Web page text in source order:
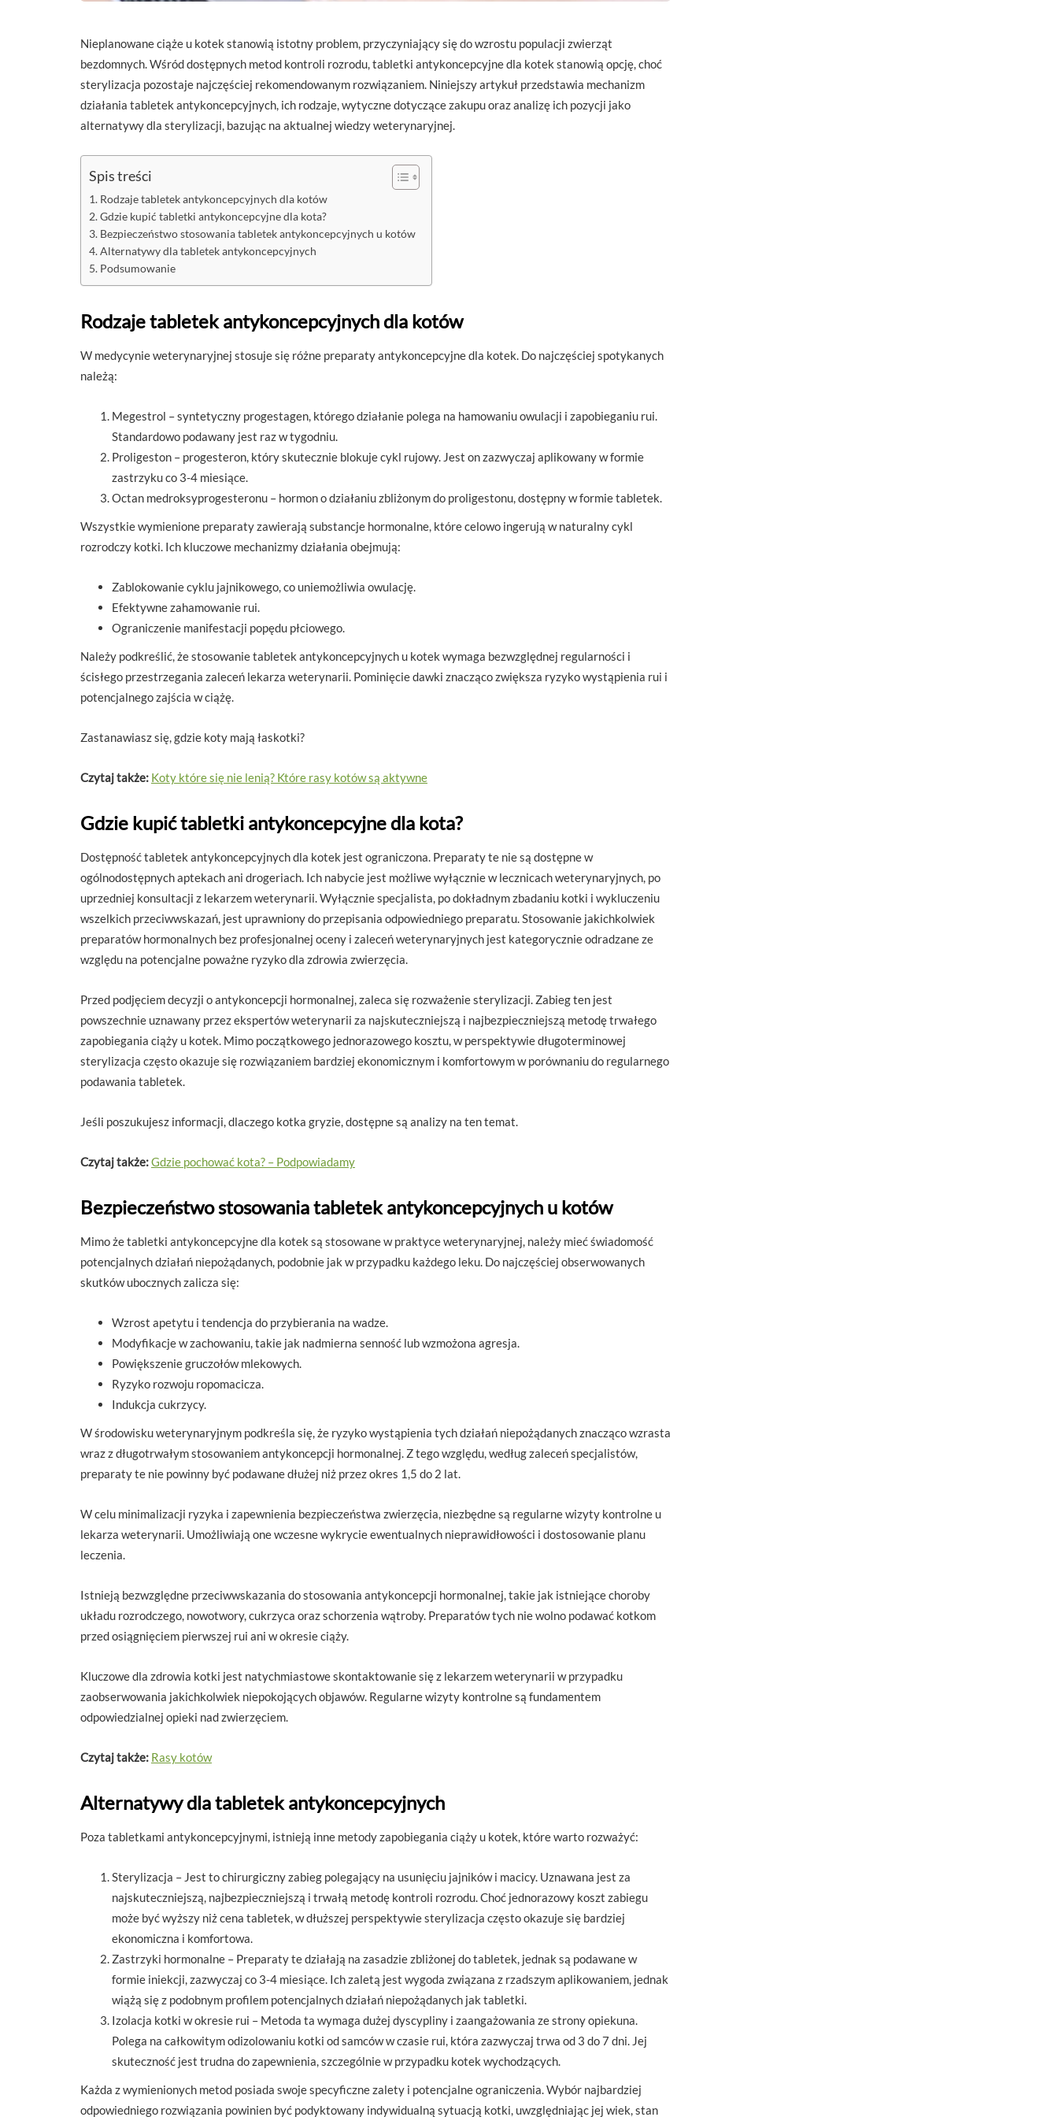
Nieplanowane ciąże u kotek stanowią istotny problem, przyczyniający się do wzrostu populacji zwierząt
bezdomnych. Wśród dostępnych metod kontroli rozrodu, tabletki antykoncepcyjne dla kotek stanowią opcję, choć
sterylizacja pozostaje najczęściej rekomendowanym rozwiązaniem. Niniejszy artykuł przedstawia mechanizm
działania tabletek antykoncepcyjnych, ich rodzaje, wytyczne dotyczące zakupu oraz analizę ich pozycji jako
alternatywy dla sterylizacji, bazując na aktualnej wiedzy weterynaryjnej.
Spis treści
Rodzaje tabletek antykoncepcyjnych dla kotów
Gdzie kupić tabletki antykoncepcyjne dla kota?
Bezpieczeństwo stosowania tabletek antykoncepcyjnych u kotów
Alternatywy dla tabletek antykoncepcyjnych
Podsumowanie
Rodzaje tabletek antykoncepcyjnych dla kotów
W medycynie weterynaryjnej stosuje się różne preparaty antykoncepcyjne dla kotek. Do najczęściej spotykanych
należą:
Megestrol – syntetyczny progestagen, którego działanie polega na hamowaniu owulacji i zapobieganiu rui.
Standardowo podawany jest raz w tygodniu.
Proligeston – progesteron, który skutecznie blokuje cykl rujowy. Jest on zazwyczaj aplikowany w formie
zastrzyku co 3-4 miesiące.
Octan medroksyprogesteronu – hormon o działaniu zbliżonym do proligestonu, dostępny w formie tabletek.
Wszystkie wymienione preparaty zawierają substancje hormonalne, które celowo ingerują w naturalny cykl
rozrodczy kotki. Ich kluczowe mechanizmy działania obejmują:
Zablokowanie cyklu jajnikowego, co uniemożliwia owulację.
Efektywne zahamowanie rui.
Ograniczenie manifestacji popędu płciowego.
Należy podkreślić, że stosowanie tabletek antykoncepcyjnych u kotek wymaga bezwzględnej regularności i
ścisłego przestrzegania zaleceń lekarza weterynarii. Pominięcie dawki znacząco zwiększa ryzyko wystąpienia rui i
potencjalnego zajścia w ciążę.
Zastanawiasz się, gdzie koty mają łaskotki?
Czytaj także: Koty które się nie lenią? Które rasy kotów są aktywne
Gdzie kupić tabletki antykoncepcyjne dla kota?
Dostępność tabletek antykoncepcyjnych dla kotek jest ograniczona. Preparaty te nie są dostępne w
ogólnodostępnych aptekach ani drogeriach. Ich nabycie jest możliwe wyłącznie w lecznicach weterynaryjnych, po
uprzedniej konsultacji z lekarzem weterynarii. Wyłącznie specjalista, po dokładnym zbadaniu kotki i wykluczeniu
wszelkich przeciwwskazań, jest uprawniony do przepisania odpowiedniego preparatu. Stosowanie jakichkolwiek
preparatów hormonalnych bez profesjonalnej oceny i zaleceń weterynaryjnych jest kategorycznie odradzane ze
względu na potencjalne poważne ryzyko dla zdrowia zwierzęcia.
Przed podjęciem decyzji o antykoncepcji hormonalnej, zaleca się rozważenie sterylizacji. Zabieg ten jest
powszechnie uznawany przez ekspertów weterynarii za najskuteczniejszą i najbezpieczniejszą metodę trwałego
zapobiegania ciąży u kotek. Mimo początkowego jednorazowego kosztu, w perspektywie długoterminowej
sterylizacja często okazuje się rozwiązaniem bardziej ekonomicznym i komfortowym w porównaniu do regularnego
podawania tabletek.
Jeśli poszukujesz informacji, dlaczego kotka gryzie, dostępne są analizy na ten temat.
Czytaj także:Gdzie pochować kota? – Podpowiadamy
Bezpieczeństwo stosowania tabletek antykoncepcyjnych u kotów
Mimo że tabletki antykoncepcyjne dla kotek są stosowane w praktyce weterynaryjnej, należy mieć świadomość
potencjalnych działań niepożądanych, podobnie jak w przypadku każdego leku. Do najczęściej obserwowanych
skutków ubocznych zalicza się:
Wzrost apetytu i tendencja do przybierania na wadze.
Modyfikacje w zachowaniu, takie jak nadmierna senność lub wzmożona agresja.
Powiększenie gruczołów mlekowych.
Ryzyko rozwoju ropomacicza.
Indukcja cukrzycy.
W środowisku weterynaryjnym podkreśla się, że ryzyko wystąpienia tych działań niepożądanych znacząco wzrasta
wraz z długotrwałym stosowaniem antykoncepcji hormonalnej. Z tego względu, według zaleceń specjalistów,
preparaty te nie powinny być podawane dłużej niż przez okres 1,5 do 2 lat.
W celu minimalizacji ryzyka i zapewnienia bezpieczeństwa zwierzęcia, niezbędne są regularne wizyty kontrolne u
lekarza weterynarii. Umożliwiają one wczesne wykrycie ewentualnych nieprawidłowości i dostosowanie planu
leczenia.
Istnieją bezwzględne przeciwwskazania do stosowania antykoncepcji hormonalnej, takie jak istniejące choroby
układu rozrodczego, nowotwory, cukrzyca oraz schorzenia wątroby. Preparatów tych nie wolno podawać kotkom
przed osiągnięciem pierwszej rui ani w okresie ciąży.
Kluczowe dla zdrowia kotki jest natychmiastowe skontaktowanie się z lekarzem weterynarii w przypadku
zaobserwowania jakichkolwiek niepokojących objawów. Regularne wizyty kontrolne są fundamentem
odpowiedzialnej opieki nad zwierzęciem.
Czytaj także: Rasy kotów
Alternatywy dla tabletek antykoncepcyjnych
Poza tabletkami antykoncepcyjnymi, istnieją inne metody zapobiegania ciąży u kotek, które warto rozważyć:
Sterylizacja – Jest to chirurgiczny zabieg polegający na usunięciu jajników i macicy. Uznawana jest za
najskuteczniejszą, najbezpieczniejszą i trwałą metodę kontroli rozrodu. Choć jednorazowy koszt zabiegu
może być wyższy niż cena tabletek, w dłuższej perspektywie sterylizacja często okazuje się bardziej
ekonomiczna i komfortowa.
Zastrzyki hormonalne – Preparaty te działają na zasadzie zbliżonej do tabletek, jednak są podawane w
formie iniekcji, zazwyczaj co 3-4 miesiące. Ich zaletą jest wygoda związana z rzadszym aplikowaniem, jednak
wiążą się z podobnym profilem potencjalnych działań niepożądanych jak tabletki.
Izolacja kotki w okresie rui – Metoda ta wymaga dużej dyscypliny i zaangażowania ze strony opiekuna.
Polega na całkowitym odizolowaniu kotki od samców w czasie rui, która zazwyczaj trwa od 3 do 7 dni. Jej
skuteczność jest trudna do zapewnienia, szczególnie w przypadku kotek wychodzących.
Każda z wymienionych metod posiada swoje specyficzne zalety i potencjalne ograniczenia. Wybór najbardziej
odpowiedniego rozwiązania powinien być podyktowany indywidualną sytuacją kotki, uwzględniając jej wiek, stan